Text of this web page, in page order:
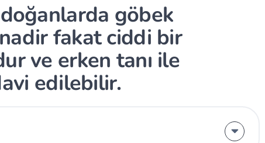
göbek
fakat ciddi bir
ve erken tanı ile
edilebilir.